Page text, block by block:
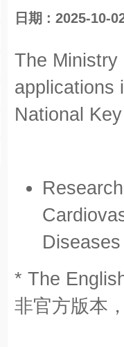
日期 : 2025-10-
The Ministry
applications
National
* The
非官方版本